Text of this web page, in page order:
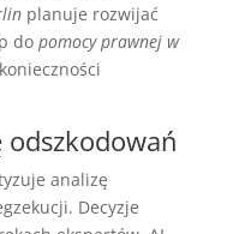
planuje rozwijać
do pomocy prawnej w
odszkodowań
analizę
Decyzje